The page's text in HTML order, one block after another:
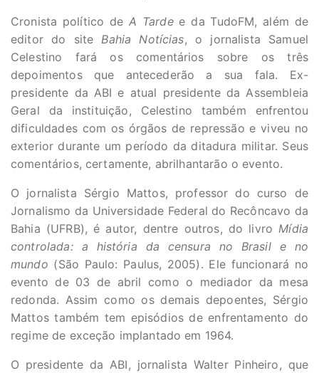
Cronista político deA Tardee da TudoFM, além de
editor do siteBahia Notícias, o jornalista Samuel
Celestino fará os comentários sobre os três
depoimentos que antecederão a sua fala. Ex-
presidente da ABI e atual presidente da Assembleia
Geral da instituição, Celestino também enfrentou
dificuldades com os órgãos de repressão e viveu no
exterior durante um período da ditadura militar. Seus
comentários, certamente, abrilhantarão o evento.
O jornalista Sérgio Mattos, professor do curso de
Jornalismo da Universidade Federal do Recôncavo da
Bahia (UFRB), é autor, dentre outros, do livroMídia
controlada: a história da censura no Brasil e no
mundo (São Paulo: Paulus, 2005). Ele funcionará no
evento de 03 de abril como o mediador da mesa
redonda. Assim como os demais depoentes, Sérgio
Mattos também tem episódios de enfrentamento do
regime de exceção implantado em 1964.
O presidente da ABI, jornalista Walter Pinheiro, que